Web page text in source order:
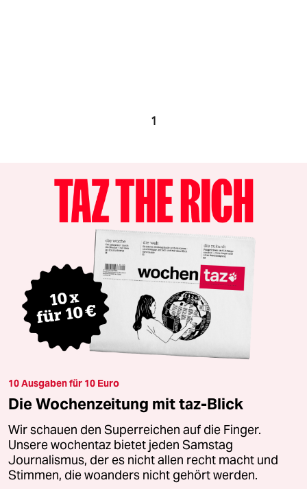
1
10 Ausgaben für 10 Euro
Die Wochenzeitung mit taz-Blick
Wir schauen den Superreichen auf die Finger.
Unsere wochentaz bietet jeden Samstag
Journalismus, der es nicht allen recht macht und
Stimmen, die woanders nicht gehört werden.